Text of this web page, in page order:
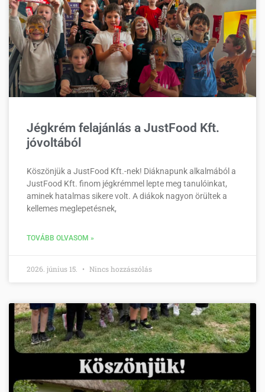
Jégkrém felajánlás a JustFood Kft.
jóvoltából
Köszönjük a JustFood Kft.-nek! Diáknapunk alkalmából a
JustFood Kft. finom jégkrémmel lepte meg tanulóinkat,
aminek hatalmas sikere volt. A diákok nagyon örültek a
kellemes meglepetésnek,
TOVÁBB OLVASOM »
2026. június 15. Nincs hozzászólás